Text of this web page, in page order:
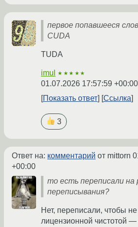
первое попавшееся
CUDA
TUDA
imul ★★★★★
01.07.2026 17:57:59 +00:00
Показать ответ
Ссылка
3
Ответ на: комментарий от mittorn
+00:00
то есть переписали на
переписывания?
Нет, переписали, чтобы не
лицензионной чистотой